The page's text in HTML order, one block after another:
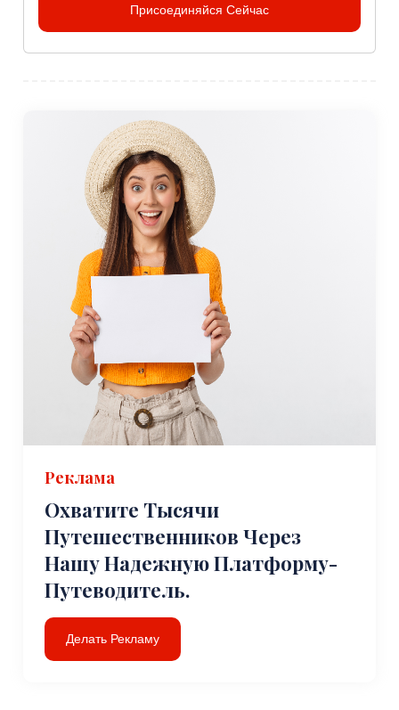
Присоединяйся Сейчас
Реклама
Охватите Тысячи
Путешественников Через
Нашу Надежную Платформу-
Путеводитель.
Делать Рекламу